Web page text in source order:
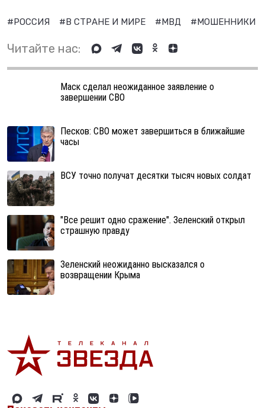
#РОССИЯ #В СТРАНЕ И МИРЕ #МВД #МОШЕННИКИ
Читайте нас:
Маск сделал неожиданное заявление о
завершении СВО
Песков: СВО может завершиться в ближайшие
часы
ВСУ точно получат десятки тысяч новых солдат
"Все решит одно сражение". Зеленский открыл
страшную правду
Зеленский неожиданно высказался о
возвращении Крыма